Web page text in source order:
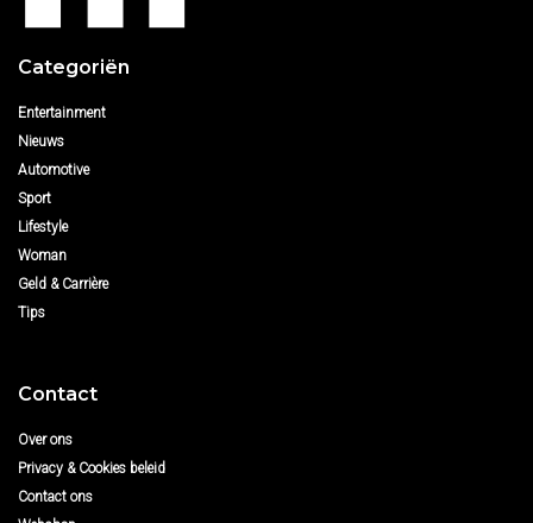
Categoriën
Entertainment
Nieuws
Automotive
Sport
Lifestyle
Woman
Geld & Carrière
Tips
Contact
Over ons
Privacy & Cookies beleid
Contact ons